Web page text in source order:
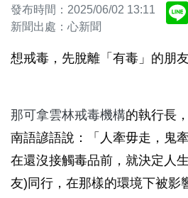
發布時間：2025/06/02 13:11
新聞出處：心新聞
想戒毒，先脫離「有毒」的朋
那可拿雲林戒毒機構的執行長
南語諺語說：「人牽毋走，鬼
在還沒接觸毒品前，就決定人
友)同行，在那樣的環境下被影